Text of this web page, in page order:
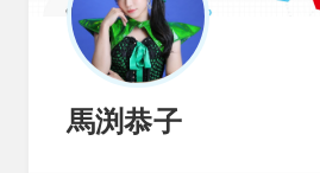
馬渕恭子